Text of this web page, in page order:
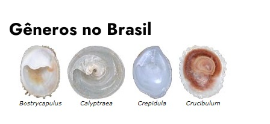
Gêneros no Brasil